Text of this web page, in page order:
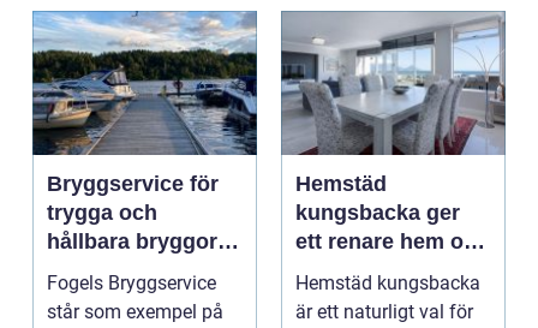
Bryggservice för
trygga och
hållbara bryggor
året runt
Fogels Bryggservice
står som exempel på
Hemstäd
kungsbacka ger
ett renare hem och
en lugnare vardag
Hemstäd kungsbacka
är ett naturligt val för